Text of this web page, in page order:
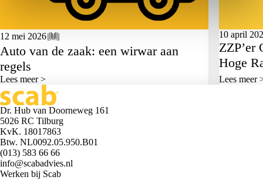
12 mei 2026
Auto van de zaak: een wirwar aan
regels
Lees meer >
10 april
ZZP’er
Hoge
Lees meer
Dr. Hub van Doorneweg 161
5026 RC Tilburg
KvK. 18017863
Btw. NL0092.05.950.B01
(013) 583 66 66
info@scabadvies.nl
Werken bij Scab